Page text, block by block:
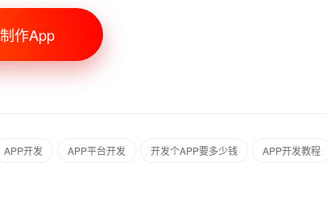
作App
APP开发 APP平台开发 开发个APP要多少钱
APP开发教程